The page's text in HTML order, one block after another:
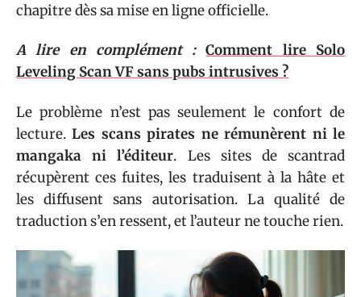
chapitre dès sa mise en ligne officielle.
A lire en complément : Comment lire Solo
Leveling Scan VF sans pubs intrusives ?
Le problème n’est pas seulement le confort de
lecture.Les scans pirates ne rémunèrent ni le
mangaka ni l’éditeur. Les sites de scantrad
récupèrent ces fuites, les traduisent à la hâte et
les diffusent sans autorisation. La qualité de
traduction s’en ressent, et l’auteur ne touche rien.